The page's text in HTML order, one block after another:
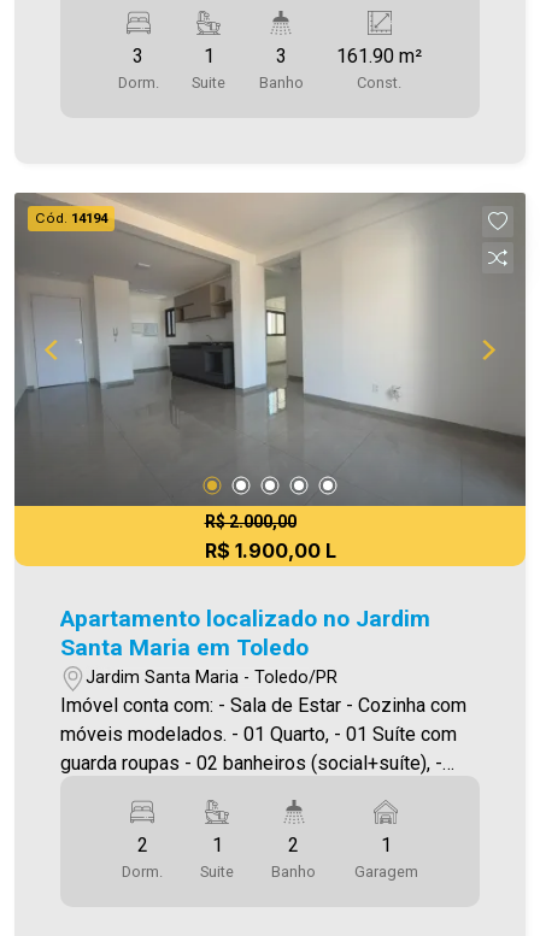
com tanque - Espaço com churrasqueira - 01
Vagas de garagem coberta Área construída:
161,90m² ***Será cobrado IPTU Será cobrado
em nosso site. Aproveite essa oportunidade,
agende uma visita! Imobiliária Ativa | Sinta-se em
verdadeiras, todavia, reservamo-nos o direito de
corrigir qualquer erro de digitação e/ou ortografia,
bem como alteração dos preços e imagens.
Fotos meramente ilustrativas.
3
Dorm.
1
Suite
3
Banho
161.90 m²
Const.
Cód. 14194
R$ 2.000,00
R$ 1.900,00 L
Apartamento localizado no Jardim
Santa Maria em Toledo
Jardim Santa Maria - Toledo/PR
Imóvel conta com: - Sala de Estar - Cozinha com
móveis modelados. - 01 Quarto, - 01 Suíte com
guarda roupas - 02 banheiros (social+suíte), -
vaga de garagem *Condomínio possui elevador e
salão de festas no terraço com 1 churrasqueira.
Será cobrado FCI - Fundo de Conservação do
2
Dorm.
1
Suite
2
Banho
1
Garagem